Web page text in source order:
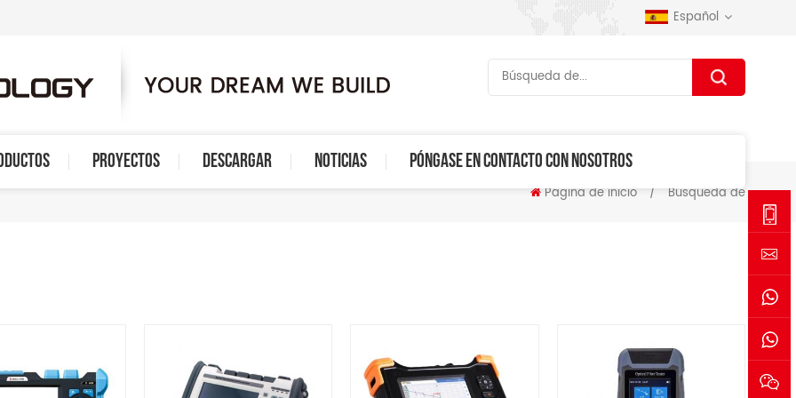
Español
PROYECTOS DESCARGAR NOTICIAS PÓNGASE EN CONTACTO CON NOSOTROS
Página de inicio / Búsqueda de
+86-